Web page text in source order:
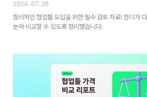
2024. 07. 26
합리적인 협업툴 도입을 위한 필수 검토 자료! 잔디가
눈에 비교할 수 있도록 정리했습니다.